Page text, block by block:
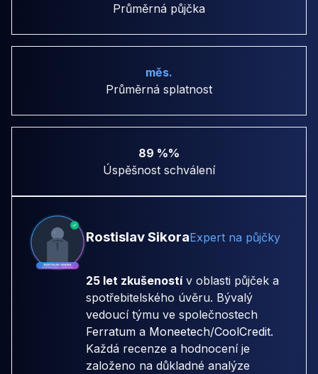
Průměrná půjčka
měs.
Průměrná splatnost
89 %%
Úspěšnost schválení
Rostislav SikoraExpert na půjčky
25 let zkušenostív oblasti půjček a
spotřebitelského úvěru. Bývalý
vedoucí týmu ve společnostech
Ferratum a Moneetech/CoolCredit.
Každá recenze a hodnocení je
založeno na důkladné analýze